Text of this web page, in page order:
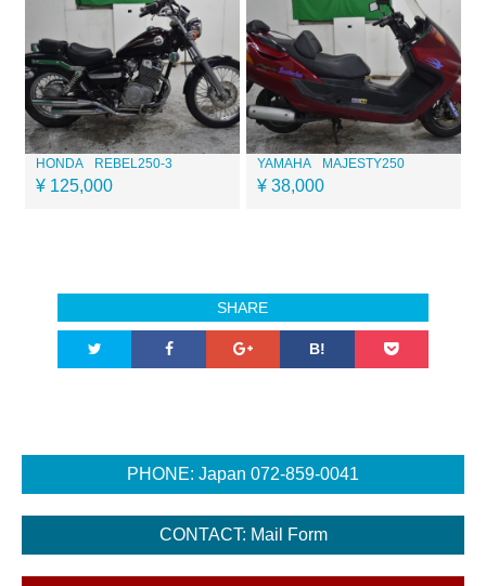
HONDA REBEL250-3
¥ 125,000
YAMAHA MAJESTY250
¥ 38,000
SHARE
B!